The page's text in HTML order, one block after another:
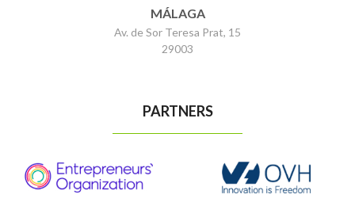
MÁLAGA
Av. de Sor Teresa Prat, 15
29003
PARTNERS